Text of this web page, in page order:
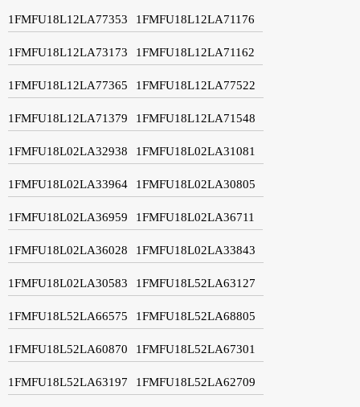
1FMFU18L12LA77353 1FMFU18L12LA71176
1FMFU18L12LA73173 1FMFU18L12LA71162
1FMFU18L12LA77365 1FMFU18L12LA77522
1FMFU18L12LA71379 1FMFU18L12LA71548
1FMFU18L02LA32938 1FMFU18L02LA31081
1FMFU18L02LA33964 1FMFU18L02LA30805
1FMFU18L02LA36959 1FMFU18L02LA36711
1FMFU18L02LA36028 1FMFU18L02LA33843
1FMFU18L02LA30583 1FMFU18L52LA63127
1FMFU18L52LA66575 1FMFU18L52LA68805
1FMFU18L52LA60870 1FMFU18L52LA67301
1FMFU18L52LA63197 1FMFU18L52LA62709